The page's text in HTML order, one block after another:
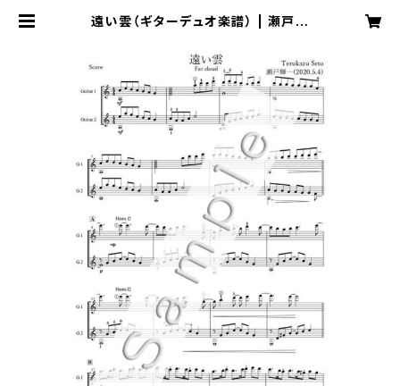
遠い雲（ギターデュオ楽譜） | 瀬戸輝